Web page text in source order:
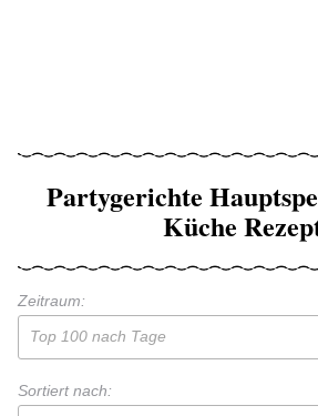
Partygerichte
Küche
Zeitraum:
Top 100 nach Tage
Sortiert nach: